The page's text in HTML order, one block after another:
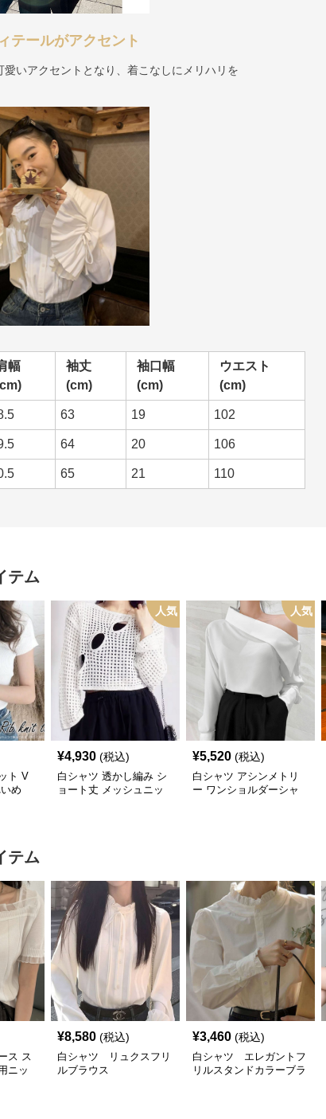
テールがアクセント
いアクセントとなり、着こなしにメリハリを
幅
袖丈
(cm)
袖口幅
(cm)
ウエスト
(cm)
63 19 102
64 20 106
65 21 110
テム
ト V
め
人気
¥4,930 (税込)
白シャツ 透かし編み シ
ョート丈 メッシュニッ
人気
¥5,520 (税込)
白シャツ アシンメトリ
ー ワンショルダーシャ
テム
ス ス
ニッ
¥8,580 (税込)
白シャツ リュクスフリ
ルブラウス
¥3,460 (税込)
白シャツ エレガントフ
リルスタンドカラーブラ